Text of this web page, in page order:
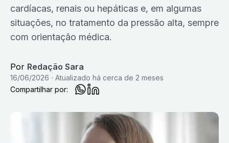
cardíacas, renais ou hepáticas e, em algumas
situações, no tratamento da pressão alta, sempre
com orientação médica.
Por Redação Sara
16/06/2026 Atualizado há cerca de 2 meses
Compartilhar por: